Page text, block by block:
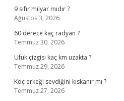
9 sıfır milyar mıdır ?
Ağustos 3, 2026
60 derece kaç radyan ?
Temmuz 30, 2026
Ufuk çizgisi kaç km uzakta ?
Temmuz 29, 2026
Koç erkeği sevdiğini kıskanır mı ?
Temmuz 27, 2026